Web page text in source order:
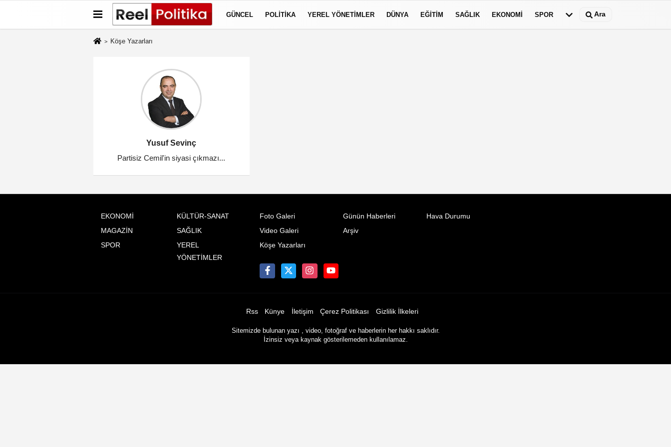
GÜNCEL POLİTİKA YEREL YÖNETİMLER DÜNYA EĞİTİM SAĞLIK EKONOMİ SPOR Ara
Köşe Yazarları
Yusuf Sevinç
Partisiz Cemil'in siyasi çıkmazı...
EKONOMİ
KÜLTÜR-SANAT
MAGAZİN
SAĞLIK
SPOR
YEREL
YÖNETİMLER
Foto Galeri
Video Galeri
Köşe Yazarları
Günün Haberleri
Arşiv
Hava Durumu
Rss Künye İletişim Çerez Politikası Gizlilik İlkeleri
Sitemizde bulunan yazı , video, fotoğraf ve haberlerin her hakkı saklıdır.
İzinsiz veya kaynak gösterilemeden kullanılamaz.